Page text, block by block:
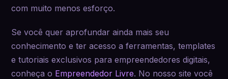
com muito menos esforço.
Se você quer aprofundar ainda mais seu
conhecimento e ter acesso a ferramentas, templates
e tutoriais exclusivos para empreendedores digitais,
conheça o Empreendedor Livre. No nosso site você